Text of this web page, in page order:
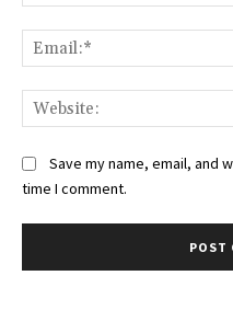
Save my name, email, and
time I comment.